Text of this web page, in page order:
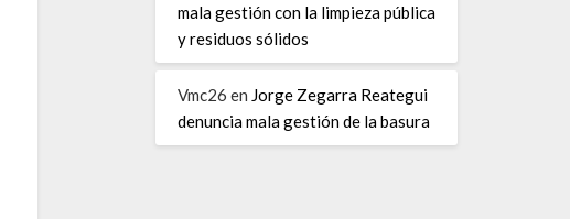
mala gestión con la limpieza pública
y residuos sólidos
Vmc26 en Jorge Zegarra Reategui
denuncia mala gestión de la basura